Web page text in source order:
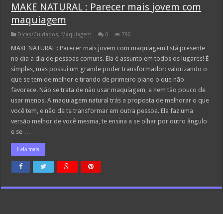
MAKE NATURAL : Parecer mais jovem com
maquiagem
Dicas/Cuidados, Maquiagem 0 790
MAKE NATURAL : Parecer mais jovem com maquiagem Está presente
no dia a dia de pessoas comuns. Ela é assunto em todos os lugares! É
simples, mas possui um grande poder transformador: valorizando o
que se tem de melhor e tirando de primeiro plano o que não
favorece. Não se trata de não usar maquiagem, e nem tão pouco de
usar menos. A maquiagem natural trás a proposta de melhorar o que
você tem, e não de te transformar em outra pessoa. Ela faz uma
versão melhor de você mesma, te ensina a se olhar por outro ângulo
e se …
Leia mais